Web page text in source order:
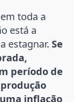
toda a
está a
estagnar. Se
período de
inflação